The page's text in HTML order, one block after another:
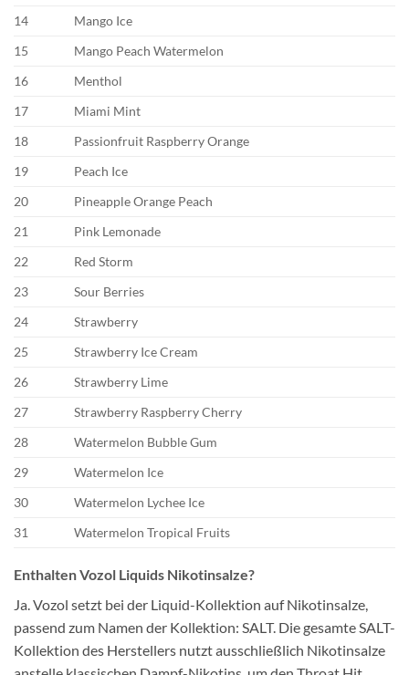
14
Mango Ice
15
Mango Peach Watermelon
16
Menthol
17
Miami Mint
18
Passionfruit Raspberry Orange
19
Peach Ice
20
Pineapple Orange Peach
21
Pink Lemonade
22
Red Storm
23
Sour Berries
24
Strawberry
25
Strawberry Ice Cream
26
Strawberry Lime
27
Strawberry Raspberry Cherry
28
Watermelon Bubble Gum
29
Watermelon Ice
30
Watermelon Lychee Ice
31
Watermelon Tropical Fruits
Enthalten Vozol Liquids Nikotinsalze?
Ja. Vozol setzt bei der Liquid-Kollektion auf Nikotinsalze,
passend zum Namen der Kollektion: SALT. Die gesamte SALT-
Kollektion des Herstellers nutzt ausschließlich Nikotinsalze